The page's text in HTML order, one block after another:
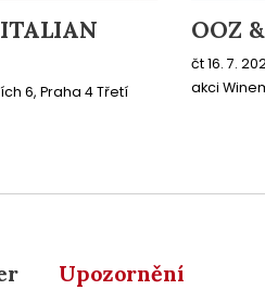
6, Praha 4 Třetí
OOZ
čt 16. 7.
akci
Upozornění